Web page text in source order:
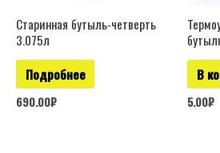
Старинная бутыль-четверть
3.075л
Подробнее
690.00₽
В
5.00₽